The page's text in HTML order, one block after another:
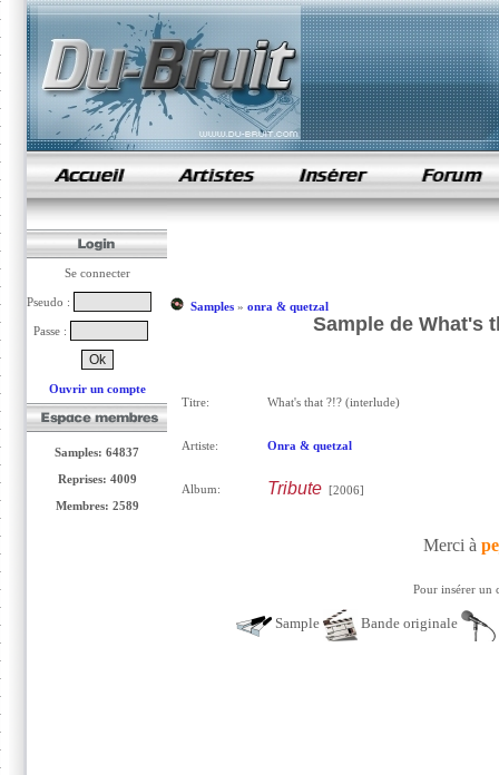
samples de rap
Se connecter
Pseudo :
Passe :
Ouvrir un compte
Samples: 64837
Reprises: 4009
Membres: 2589
Samples» onra & quetzal
Sample de What's
Titre: What's that ?!? (interlude)
Artiste: Onra & quetzal
Album: Tribute[2006]
Merci à
Pour insérer un
Sample Bande originale